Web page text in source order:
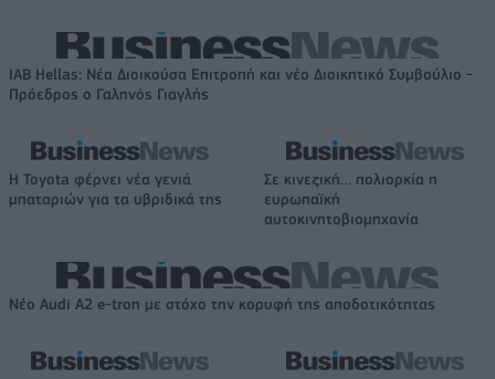
IAB Hellas: Νέα Διοικούσα Επιτροπή και νέο Διοικητικό Συμβούλιο -
Πρόεδρος ο Γαληνός Γιαγλής
Η Toyota φέρνει νέα γενιά
μπαταριών για τα υβριδικά της
Σε κινεζική… πολιορκία η
ευρωπαϊκή
αυτοκινητοβιομηχανία
Νέο Audi A2 e-tron με στόχο την κορυφή της αποδοτικότητας